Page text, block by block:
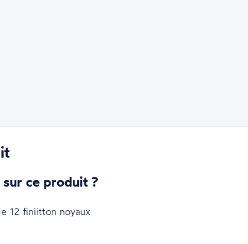
ce produit ?
12 finiitton noyaux